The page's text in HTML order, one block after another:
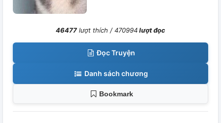
46477 lượt thích /470994lượt đọc
Đọc Truyện
Danh sách chương
Bookmark